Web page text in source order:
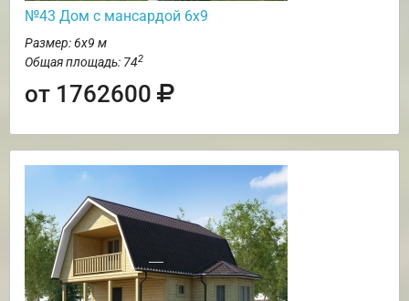
№43 Дом с мансардой 6х9
Размер: 6х9 м
Общая площадь: 742
от 1762600